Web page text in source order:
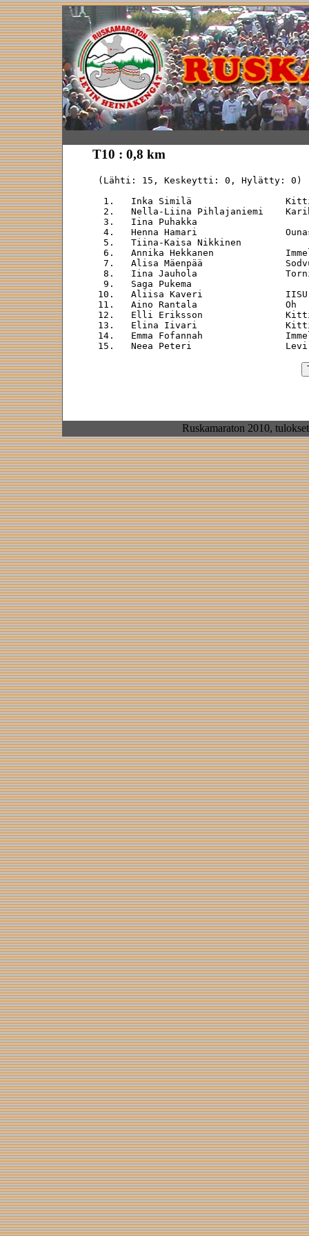
T10 : 0,8 km
(Lähti: 15, Keskeytti: 0, Hylätty: 0)
1.   Inka Similä
2.   Nella-Liina Pihlajaniemi
3.   Iina Puhakka
4.   Henna Hamari
5.   Tiina-Kaisa Nikkinen
6.   Annika Hekkanen
7.   Alisa Mäenpää
8.   Iina Jauhola
9.   Saga Pukema
10.   Aliisa Kaveri
11.   Aino Rantala
12.   Elli Eriksson
13.   Elina Iivari
14.   Emma Fofannah
Ruskamaraton 2010,